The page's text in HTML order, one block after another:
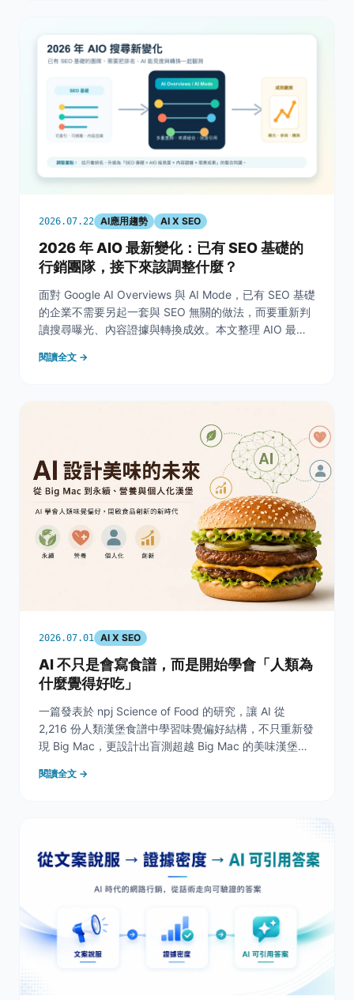
2026.07.22 AI應用趨勢 AI X SEO
2026 年 AIO 最新變化：已有 SEO 基礎的
行銷團隊，接下來該調整什麼？
面對 Google AI Overviews 與 AI Mode，已有 SEO 基礎
的企業不需要另起一套與 SEO 無關的做法，而要重新判
讀搜尋曝光、內容證據與轉換成效。本文整理 AIO 最新
SEO 專案的優先調整方向。
閱讀全文 →
2026.07.01 AI X SEO
AI 不只是會寫食譜，而是開始學會「人類為
什麼覺得好吃」
一篇發表於 npj Science of Food 的研究，讓 AI 從
2,216 份人類漢堡食譜中學習味覺偏好結構，不只重新發
現 Big Mac，更設計出盲測超越 Big Mac 的美味漢堡，
AIO 內容，都是同一種多目標設計思維。
閱讀全文 →